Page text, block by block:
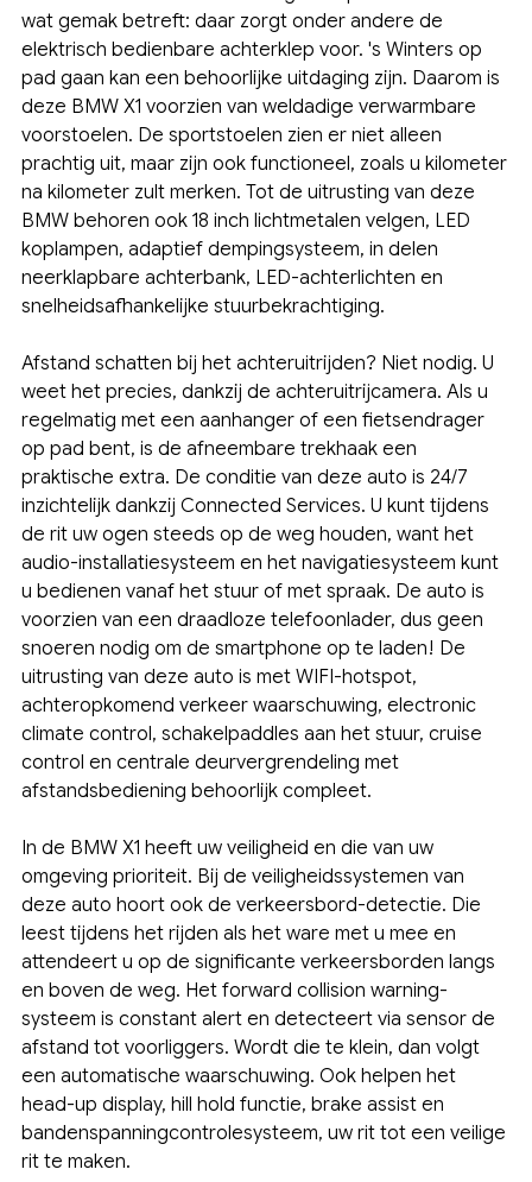
wat gemak betreft: daar zorgt onder andere de
elektrisch bedienbare achterklep voor. 's Winters op
pad gaan kan een behoorlijke uitdaging zijn. Daarom is
deze BMW X1 voorzien van weldadige verwarmbare
voorstoelen. De sportstoelen zien er niet alleen
prachtig uit, maar zijn ook functioneel, zoals u kilometer
na kilometer zult merken. Tot de uitrusting van deze
BMW behoren ook 18 inch lichtmetalen velgen, LED
koplampen, adaptief dempingsysteem, in delen
neerklapbare achterbank, LED-achterlichten en
snelheidsafhankelijke stuurbekrachtiging.
Afstand schatten bij het achteruitrijden? Niet nodig. U
weet het precies, dankzij de achteruitrijcamera. Als u
regelmatig met een aanhanger of een fietsendrager
op pad bent, is de afneembare trekhaak een
praktische extra. De conditie van deze auto is 24/7
inzichtelijk dankzij Connected Services. U kunt tijdens
de rit uw ogen steeds op de weg houden, want het
audio-installatiesysteem en het navigatiesysteem kunt
u bedienen vanaf het stuur of met spraak. De auto is
voorzien van een draadloze telefoonlader, dus geen
snoeren nodig om de smartphone op te laden! De
uitrusting van deze auto is met WIFI-hotspot,
achteropkomend verkeer waarschuwing, electronic
climate control, schakelpaddles aan het stuur, cruise
control en centrale deurvergrendeling met
afstandsbediening behoorlijk compleet.
In de BMW X1 heeft uw veiligheid en die van uw
omgeving prioriteit. Bij de veiligheidssystemen van
deze auto hoort ook de verkeersbord-detectie. Die
leest tijdens het rijden als het ware met u mee en
attendeert u op de significante verkeersborden langs
en boven de weg. Het forward collision warning-
systeem is constant alert en detecteert via sensor de
afstand tot voorliggers. Wordt die te klein, dan volgt
een automatische waarschuwing. Ook helpen het
head-up display, hill hold functie, brake assist en
bandenspanningcontrolesysteem, uw rit tot een veilige
rit te maken.